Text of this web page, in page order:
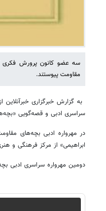
سه عضو کانون پرورش فکری
مقاومت پیوستند.
به گزارش خبرگزاری خبرآنلاین
سراسری ادبی و قصه‌گویی
در مهرواره ادبی بچه‌های
ابراهیمی» از مرکز فرهنگی و
دومین مهرواره سراسری ادبی